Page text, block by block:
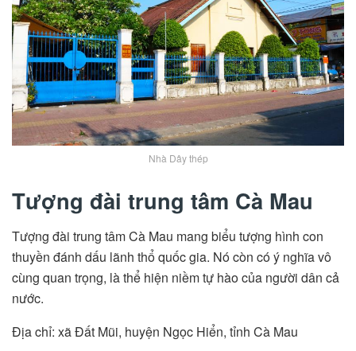
Nhà Dây thép
Tượng đài trung tâm Cà Mau
Tượng đài trung tâm Cà Mau mang biểu tượng hình con
thuyền đánh dấu lãnh thổ quốc gia. Nó còn có ý nghĩa vô
cùng quan trọng, là thể hiện niềm tự hào của người dân cả
nước.
Địa chỉ: xã Đất Mũi, huyện Ngọc Hiển, tỉnh Cà Mau